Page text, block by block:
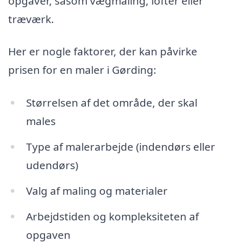
træværk.
Her er nogle faktorer, der kan påvirke
prisen for en maler i Gørding:
Størrelsen af det område, der skal
males
Type af malerarbejde (indendørs eller
udendørs)
Valg af maling og materialer
Arbejdstiden og kompleksiteten af
opgaven